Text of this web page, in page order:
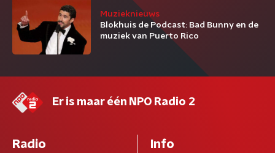
Muzieknieuws
Blokhuis de Podcast: Bad Bunny en de
muziek van Puerto Rico
Er is maar één NPO Radio 2
Radio Info